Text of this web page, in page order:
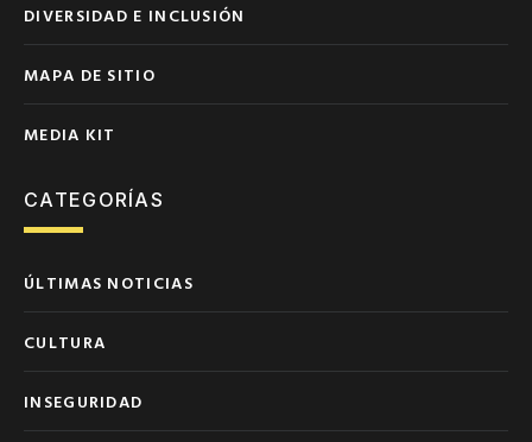
DIVERSIDAD E INCLUSIÓN
MAPA DE SITIO
MEDIA KIT
CATEGORÍAS
ÚLTIMAS NOTICIAS
CULTURA
INSEGURIDAD